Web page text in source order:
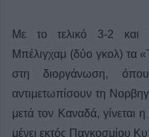
Με το τελικό 3-2 και
Μπέλιγχαμ (δύο γκολ) τα
στη διοργάνωση,
αντιμετωπίσουν τη
μετά τον Καναδά, γίνεται
μένει εκτός Παγκοσμίου